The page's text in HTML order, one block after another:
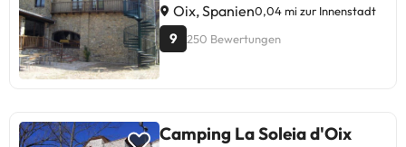
Oix, Spanien0,04 mi zur Innenstadt
9 250 Bewertungen
Camping La Soleia d'Oix